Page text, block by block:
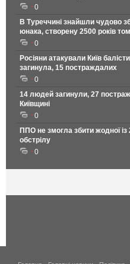
0
В Туреччині знайшли чудово
юнака, створену 2500 років
0
Росіяни атакували Київ
загинула, 15 постраждалих
0
14 людей загинули, 27
Київщині
0
ППО не змогла збити жодної із
обстрілу
0